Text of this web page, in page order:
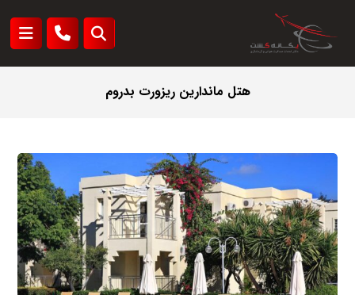
هتل ماندارین ریزورت بدروم